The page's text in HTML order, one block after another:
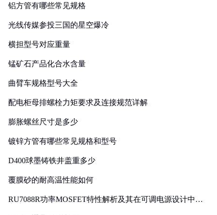
铝方管有哪些常见规格
光线传媒参投三国的星空爆冷
横担型号对应重量
锰矿石产品化合水含量
曲臂车规格型号大全
配电柜母排螺栓力矩要求及连接规范详解
膨胀螺丝尺寸是多少
镀锌方管有哪些常见规格和型号
D400球墨铸铁井盖重多少
覆膜砂的耐高温性能如何
RU7088R功率MOSFET特性解析及其在可调电源设计中的